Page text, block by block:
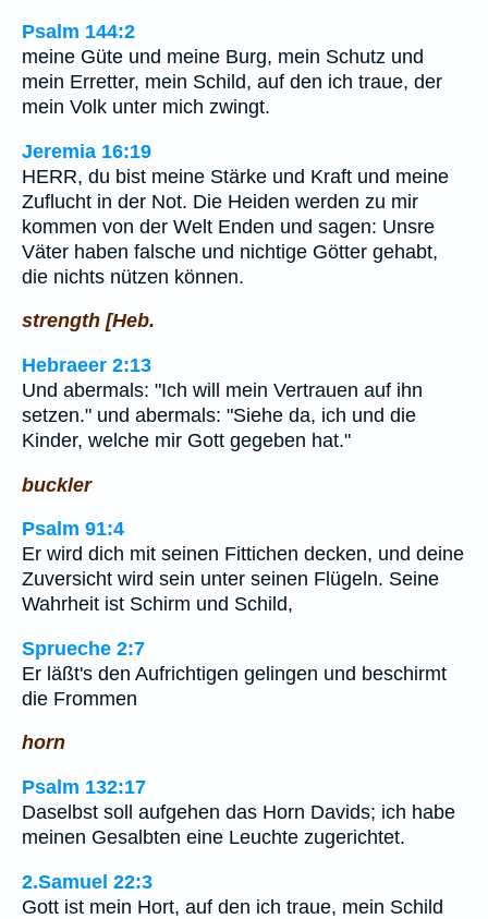
Psalm 144:2
meine Güte und meine Burg, mein Schutz und
mein Erretter, mein Schild, auf den ich traue, der
mein Volk unter mich zwingt.
Jeremia 16:19
HERR, du bist meine Stärke und Kraft und meine
Zuflucht in der Not. Die Heiden werden zu mir
kommen von der Welt Enden und sagen: Unsre
Väter haben falsche und nichtige Götter gehabt,
die nichts nützen können.
strength [Heb.
Hebraeer 2:13
Und abermals: "Ich will mein Vertrauen auf ihn
setzen." und abermals: "Siehe da, ich und die
Kinder, welche mir Gott gegeben hat."
buckler
Psalm 91:4
Er wird dich mit seinen Fittichen decken, und deine
Zuversicht wird sein unter seinen Flügeln. Seine
Wahrheit ist Schirm und Schild,
Sprueche 2:7
Er läßt's den Aufrichtigen gelingen und beschirmt
die Frommen
horn
Psalm 132:17
Daselbst soll aufgehen das Horn Davids; ich habe
meinen Gesalbten eine Leuchte zugerichtet.
2.Samuel 22:3
Gott ist mein Hort, auf den ich traue, mein Schild